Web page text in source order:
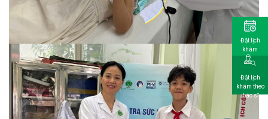
Đặt lịch
khám
Đặt lịch
khám theo
bác sĩ